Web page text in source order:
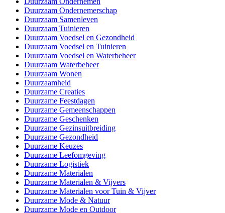
Duurzaam Ondernemerschap
Duurzaam Samenleven
Duurzaam Tuinieren
Duurzaam Voedsel en Gezondheid
Duurzaam Voedsel en Tuinieren
Duurzaam Voedsel en Waterbeheer
Duurzaam Waterbeheer
Duurzaam Wonen
Duurzaamheid
Duurzame Creaties
Duurzame Feestdagen
Duurzame Gemeenschappen
Duurzame Geschenken
Duurzame Gezinsuitbreiding
Duurzame Gezondheid
Duurzame Keuzes
Duurzame Leefomgeving
Duurzame Logistiek
Duurzame Materialen
Duurzame Materialen & Vijvers
Duurzame Materialen voor Tuin & Vijver
Duurzame Mode & Natuur
Duurzame Mode en Outdoor